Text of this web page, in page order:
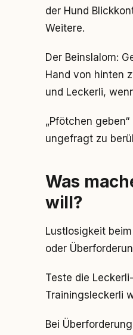
der Hund
Weitere.
Der Beinslalom:
Hand von hinten
und Leckerli,
„Pfötchen
ungefragt zu
Was
will?
Lustlosigkeit
oder
Teste die
Trainingsleckerli
Bei